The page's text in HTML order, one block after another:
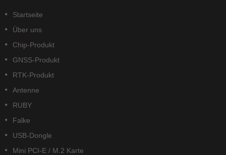
Startseite
Über uns
Chip-Produkt
GNSS-Produkt
RTK-Produkt
Antenne
RUBY
Falke
USB-Dongle
Mini PCI-E / M.2 Karte